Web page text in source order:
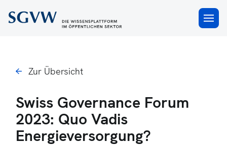
×
Zur Übersicht
Swiss Governance Forum
2023: Quo Vadis
Energieversorgung?